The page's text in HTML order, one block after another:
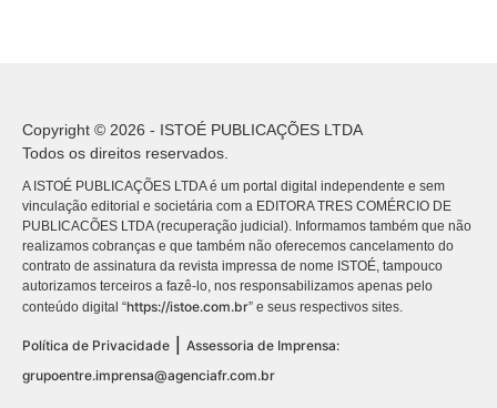
Copyright © 2026 - ISTOÉ PUBLICAÇÕES LTDA
Todos os direitos reservados.
A ISTOÉ PUBLICAÇÕES LTDA é um portal digital independente e sem
vinculação editorial e societária com a EDITORA TRES COMÉRCIO DE
PUBLICACÕES LTDA (recuperação judicial). Informamos também que não
realizamos cobranças e que também não oferecemos cancelamento do
contrato de assinatura da revista impressa de nome ISTOÉ, tampouco
autorizamos terceiros a fazê-lo, nos responsabilizamos apenas pelo
conteúdo digital “https://istoe.com.br” e seus respectivos sites.
Política de Privacidade
Assessoria de Imprensa:
grupoentre.imprensa@agenciafr.com.br